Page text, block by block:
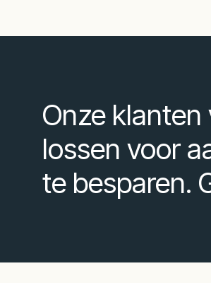
Onze
lossen voor
te besparen.